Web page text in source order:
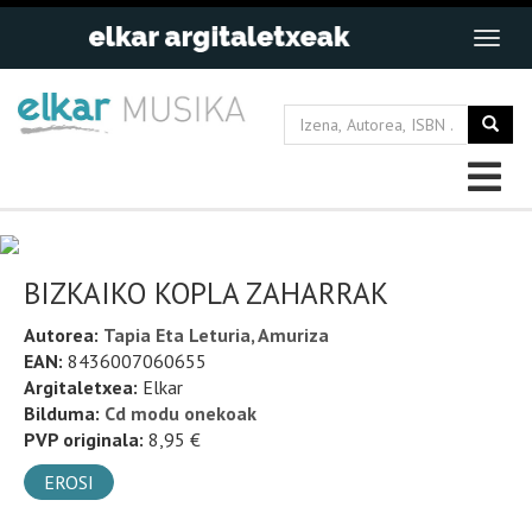
BIZKAIKO KOPLA ZAHARRAK
Autorea: Tapia Eta Leturia, Amuriza
EAN: 8436007060655
Argitaletxea: Elkar
Bilduma: Cd modu onekoak
PVP originala: 8,95 €
EROSI